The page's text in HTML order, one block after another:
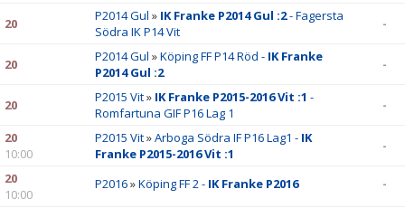
20 P2014 Gul » IK Franke P2014 Gul :2- Fagersta
Södra IK P14 Vit
-
20 P2014 Gul »Köping FF P14 Röd - IK Franke
P2014 Gul :2
-
20 P2015 Vit» IK Franke P2015-2016 Vit :1 -
Romfartuna GIF P16 Lag 1
-
20
10:00
P2015 Vit»Arboga Södra IF P16 Lag1 - IK
Franke P2015-2016 Vit :1
-
20
10:00
P2016»Köping FF 2 - IK Franke P2016 -